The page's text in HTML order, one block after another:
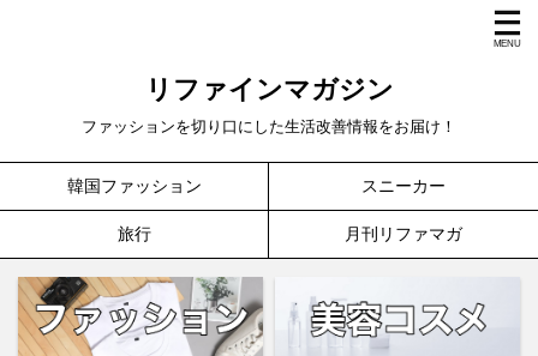
リファインマガジン
ファッションを切り口にした生活改善情報をお届け！
韓国ファッション スニーカー
旅行 月刊リファマガ